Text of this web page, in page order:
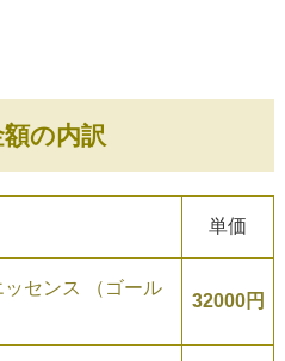
の内訳
単価
ッセンス （ゴール
32000円